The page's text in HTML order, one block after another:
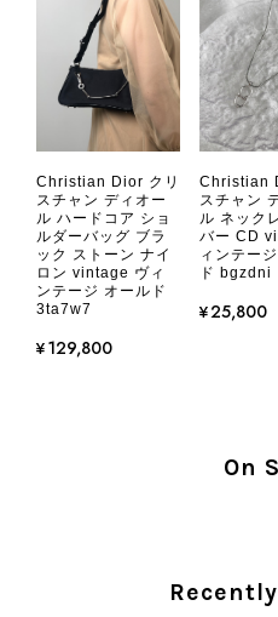
す。
2026/08/05
とても気に入りました、目立た
です
心いたし
す。 また
Christian Dior クリ
スチャン ディオー
ル ハードコア ショ
ルダーバッグ ブラ
ック ストーン ナイ
ロン vintage ヴィ
ンテージ オールド
3ta7w7
¥129,800
Christian
スチャン
ル ネック
バー CD
ィンテー
ド bgzdni
¥25,800
On